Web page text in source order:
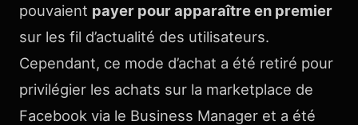
pouvaient payer pour apparaître en premier
sur les fil d’actualité des utilisateurs.
Cependant, ce mode d’achat a été retiré pour
privilégier les achats sur la marketplace de
Facebook via le Business Manager et a été